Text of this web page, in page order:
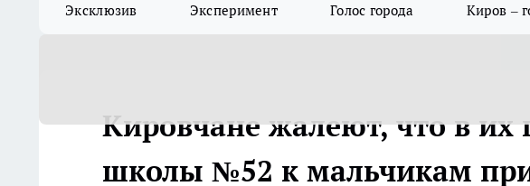
Эксклюзив Эксперимент Голос города Киров –
Кировчане жалеют, что в их
школы №52 к мальчикам